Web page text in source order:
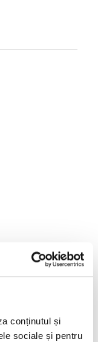
conținutul și
sociale și pentru